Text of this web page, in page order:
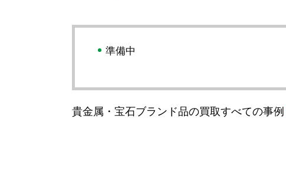
準備中
貴金属・宝石ブランド品の買取すべての事例